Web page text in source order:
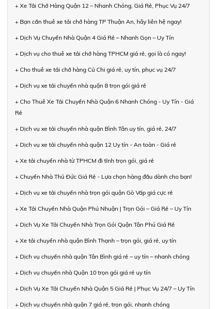
+ Xe Tải Chở Hàng Quận 12 – Nhanh Chóng, Giá Rẻ, Phục Vụ 24/7
+ Bạn cần thuê xe tải chở hàng TP Thuận An, hãy liên hệ ngay!
+ Dịch Vụ Chuyển Nhà Quận 4 Giá Rẻ – Nhanh Gọn – Uy Tín
+ Dịch vụ cho thuê xe tải chở hàng TPHCM giá rẻ, gọi là có ngay!
+ Cho thuê xe tải chở hàng Củ Chi giá rẻ, uy tín, phục vụ 24/7
+ Dịch vụ xe tải chuyển nhà quận 8 trọn gói giá rẻ
+ Cho Thuê Xe Tải Chuyển Nhà Quận 6 Nhanh Chóng - Uy Tín - Giá
Rẻ
+ Dịch vụ xe tải chuyển nhà quận Bình Tân uy tín, giá rẻ, 24/7
+ Dịch vụ xe tải chuyển nhà quận 12 Uy tín - An toàn - Giá rẻ
+ Xe tải chuyển nhà từ TPHCM đi tỉnh trọn gói, giá rẻ
+ Chuyển Nhà Thủ Đức Giá Rẻ - Lựa chọn hàng đầu dành cho bạn!
+ Dịch vụ xe tải chuyển nhà trọn gói quận Gò Vấp giá cực rẻ
+ Xe Tải Chuyển Nhà Quận Phú Nhuận | Trọn Gói – Giá Rẻ – Uy Tín
+ Dịch Vụ Xe Tải Chuyển Nhà Trọn Gói Quận Tân Phú Giá Rẻ
+ Xe tải chuyển nhà quận Bình Thạnh – trọn gói, giá rẻ, uy tín
+ Dịch vụ chuyển nhà quận Tân Bình giá rẻ – uy tín – nhanh chóng
+ Dịch vụ chuyển nhà Quận 10 trọn gói giá rẻ uy tín
+ Dịch Vụ Xe Tải Chuyển Nhà Quận 5 Giá Rẻ | Phục Vụ 24/7 – Uy Tín
+ Dịch vụ chuyển nhà quận 7 giá rẻ, trọn gói, nhanh chóng